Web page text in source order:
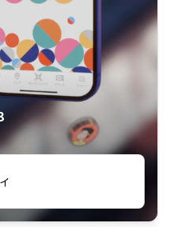
ッグサイトで6時間も滞在
プリでもっと楽しめました